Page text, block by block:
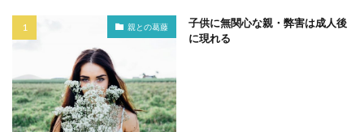
親との葛藤
子供に無関心な親・弊害は成人後
に現れる